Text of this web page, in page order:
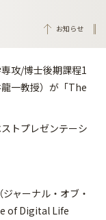
お知らせ
攻/博士後期課程1
一教授）が「The
トプレゼンテーシ
ャーナル・オブ・
of Digital Life